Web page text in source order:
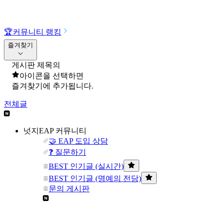
🏆커뮤니티 랭킹
즐겨찾기
게시판 제목의
아이콘을 선택하면
즐겨찾기에 추가됩니다.
전체글
넛지EAP 커뮤니티
🤝 EAP 도입 상담
❓ 질문하기
BEST 인기글 (실시간)
BEST 인기글 (명예의 전당)
문의 게시판